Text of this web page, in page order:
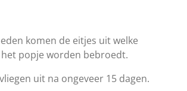
komen de eitjes uit welke
popje worden bebroedt.
uit na ongeveer 15 dagen.